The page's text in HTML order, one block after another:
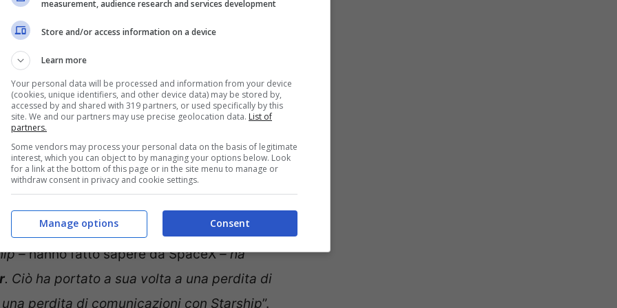
test di volo di Starship, decollato dalla
Super Heavy ha acceso con successo i suoi
dopo l’inizio del volo, il booster ha spento
Starship ha quindi acceso con
da Super Heavy per continuare la sua
Raptor ed ha eseguito un boostback burn
continuato la sua ascesa. “
Un evento
–hanno fatto sapere da SpaceX– ha
. Ciò ha portato a sua volta a una perdita di
perdita di comunicazioni con Starship”.
measurement, audience research and services development
Store and/or access information on a device
Learn more
Your personal data will be processed and information from your device
(cookies, unique identifiers, and other device data) may be stored by,
accessed by and shared with 319 partners, or used specifically by this
site. We and our partners may use precise geolocation data. List of
partners.
Some vendors may process your personal data on the basis of legitimate
interest, which you can object to by managing your options below. Look
for a link at the bottom of this page or in the site menu to manage or
withdraw consent in privacy and cookie settings.
Consent
Manage options